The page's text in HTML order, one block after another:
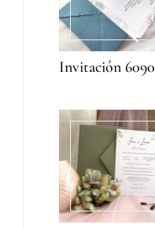
Invitación 6090